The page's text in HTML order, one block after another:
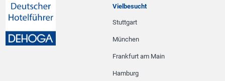
Vielbesucht
Stuttgart
München
Frankfurt am Main
Hamburg